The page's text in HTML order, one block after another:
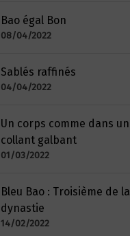
Bao égal Bon
08/04/2022
Sablés raffinés
04/04/2022
Un corps comme dans un
collant galbant
01/03/2022
Bleu Bao : Troisième de la
dynastie
14/02/2022